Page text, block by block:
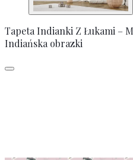
Tapeta Indianki Z Łukami –
Indiańska obrazki